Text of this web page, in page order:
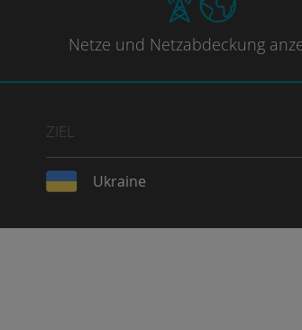
Netze und Netzabdeckung
ZIEL
Ukraine